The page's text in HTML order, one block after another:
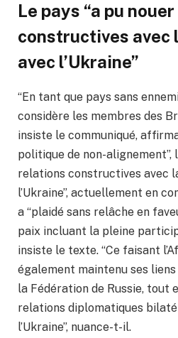
Le pays “a pu
constructives avec
avec l’Ukraine”
“En tant que pays sans
considère les membres des
insiste le communiqué,
politique de non-alignement”,
relations constructives avec
l’Ukraine”, actuellement en
a “plaidé sans relâche en
paix incluant la pleine
insiste le texte. “Ce faisant
également maintenu ses
la Fédération de Russie, tout
relations diplomatiques
l’Ukraine”, nuance-t-il.